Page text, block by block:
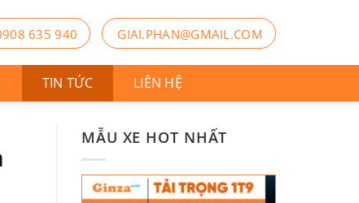
635 940 GIAI.PHAN@GMAIL.COM
TIN TỨC LIÊN HỆ
MẪU XE HOT NHẤT